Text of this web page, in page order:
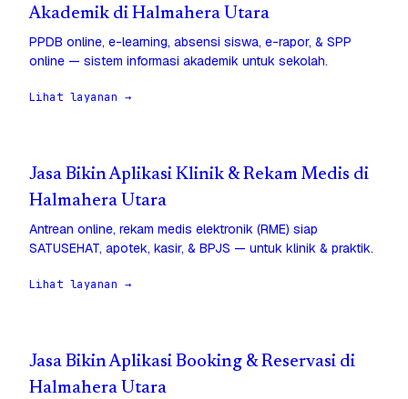
Akademik di Halmahera Utara
PPDB online, e-learning, absensi siswa, e-rapor, & SPP
online — sistem informasi akademik untuk sekolah.
Lihat layanan →
Jasa Bikin Aplikasi Klinik & Rekam Medis di
Halmahera Utara
Antrean online, rekam medis elektronik (RME) siap
SATUSEHAT, apotek, kasir, & BPJS — untuk klinik & praktik.
Lihat layanan →
Jasa Bikin Aplikasi Booking & Reservasi di
Halmahera Utara